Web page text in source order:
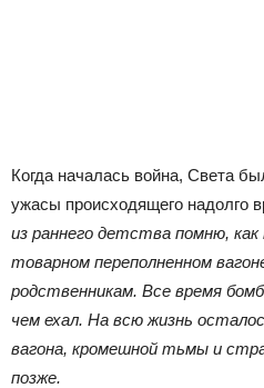
Когда началась война, Света
ужасы происходящего надолго
из раннего детства помню,
товарном переполненном
родственникам. Все время
чем ехал. На всю жизнь
вагона, кромешной тьмы и
позже.